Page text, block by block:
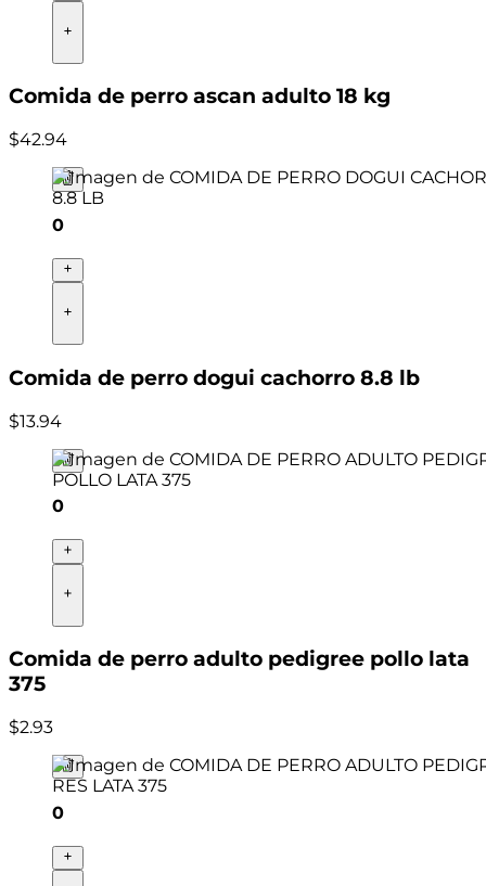
Comida de perro ascan adulto 18 kg
$42.94
0
Comida de perro dogui cachorro 8.8 lb
$13.94
0
Comida de perro adulto pedigree pollo lata
375
$2.93
0